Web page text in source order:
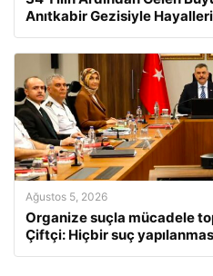
Anıtkabir Gezisiyle
Ağustos 5, 2026
Organize suçla mücadele
Çiftçi: Hiçbir suç